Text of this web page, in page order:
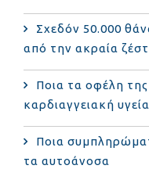
Σχεδόν 50.000
από την ακραία
Ποια τα οφέλη
καρδιαγγειακή
Ποια
τα αυτοάνοσα